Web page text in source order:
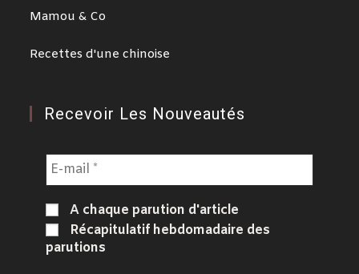
Mamou & Co
Recettes d'une chinoise
Recevoir Les Nouveautés
A chaque parution d'article
Récapitulatif hebdomadaire des
parutions